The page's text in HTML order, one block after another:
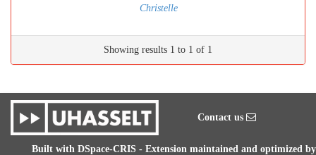
Christelle
Showing results 1 to 1 of 1
Contact us
Built with DSpace-CRIS - Extension maintained and optimized by